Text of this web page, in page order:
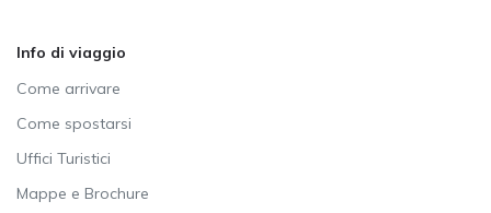
Info di viaggio
Come arrivare
Come spostarsi
Uffici Turistici
Mappe e Brochure